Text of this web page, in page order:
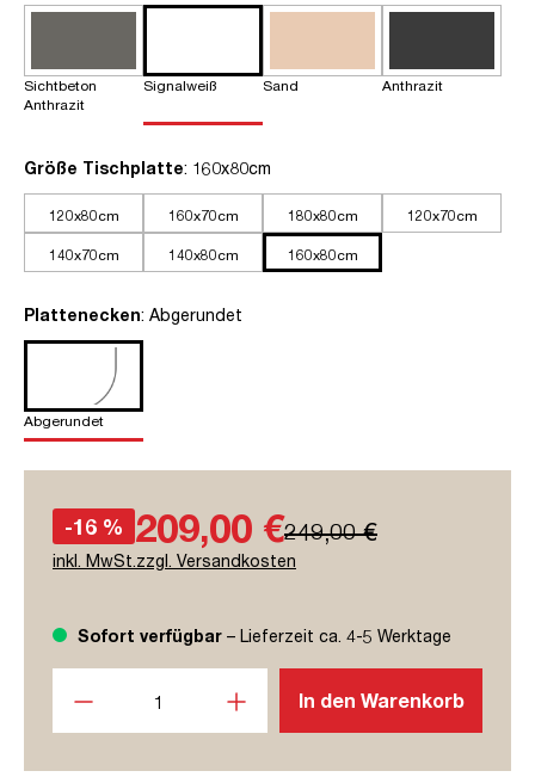
Sichtbeton
Anthrazit
Signalweiß Sand Anthrazit
Größe Tischplatteauswählen
: 160x80cm
120x80cm 160x70cm 180x80cm 120x70cm
140x70cm 140x80cm 160x80cm
Platteneckenauswählen
: Abgerundet
Abgerundet
-16 % 209,00 €249,00 €
inkl. MwSt.zzgl. Versandkosten
Sofort verfügbar – Lieferzeit ca. 4-5 Werktage
In den Warenkorb